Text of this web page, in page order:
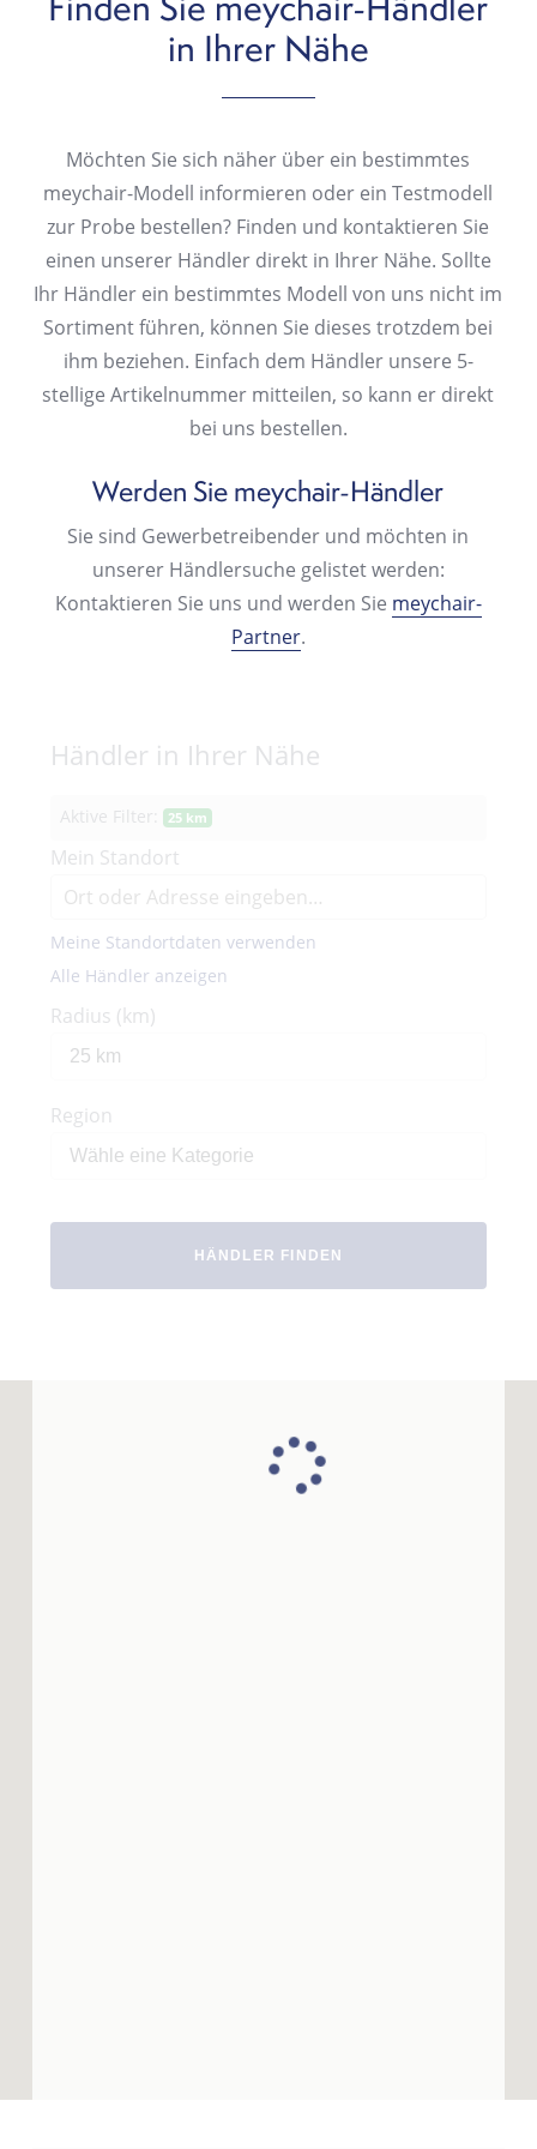
in Ihrer Nähe
Möchten Sie sich näher über ein bestimmtes
meychair-Modell informieren oder ein Testmodell
zur Probe bestellen? Finden und kontaktieren Sie
einen unserer Händler direkt in Ihrer Nähe. Sollte
Ihr Händler ein bestimmtes Modell von uns nicht im
Sortiment führen, können Sie dieses trotzdem bei
ihm beziehen. Einfach dem Händler unsere 5-
stellige Artikelnummer mitteilen, so kann er direkt
bei uns bestellen.
Werden Sie meychair-Händler
Sie sind Gewerbetreibender und möchten in
unserer Händlersuche gelistet werden:
Kontaktieren Sie uns und werden Sie meychair-
Partner.
Händler in Ihrer Nähe
Aktive Filter: 25 km
Mein Standort
Meine Standortdaten verwenden
Alle Händler anzeigen
Radius (km)
Region
HÄNDLER FINDEN